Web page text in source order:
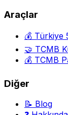
Araçlar
💰 Türkiye
🤝 TCMB
💰 TCMB
Diğer
📝 Blog